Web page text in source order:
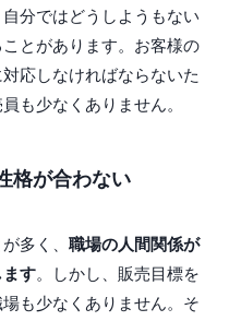
分ではどうしようもない
とがあります。お客様の
応しなければならないた
も少なくありません。
格が合わない
多く、 職場の人間関係が
す。しかし、販売目標を
も少なくありません。そ